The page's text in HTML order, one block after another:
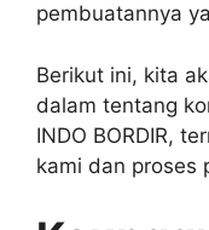
pembuatannya
Berikut ini, kita
dalam tentang
INDO BORDIR,
kami dan proses